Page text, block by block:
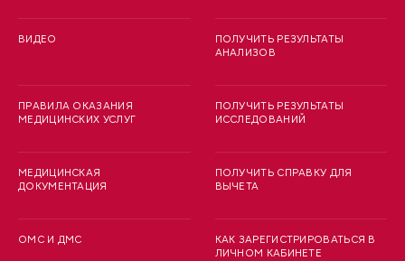
ВИДЕО
ПРАВИЛА ОКАЗАНИЯ
МЕДИЦИНСКИХ УСЛУГ
МЕДИЦИНСКАЯ
ДОКУМЕНТАЦИЯ
ОМС И ДМС
ПОЛУЧИТЬ РЕЗУЛЬТАТЫ
АНАЛИЗОВ
ПОЛУЧИТЬ РЕЗУЛЬТАТЫ
ИССЛЕДОВАНИЙ
ПОЛУЧИТЬ СПРАВКУ ДЛЯ
ВЫЧЕТА
КАК ЗАРЕГИСТРИРОВАТЬСЯ В
ЛИЧНОМ КАБИНЕТЕ